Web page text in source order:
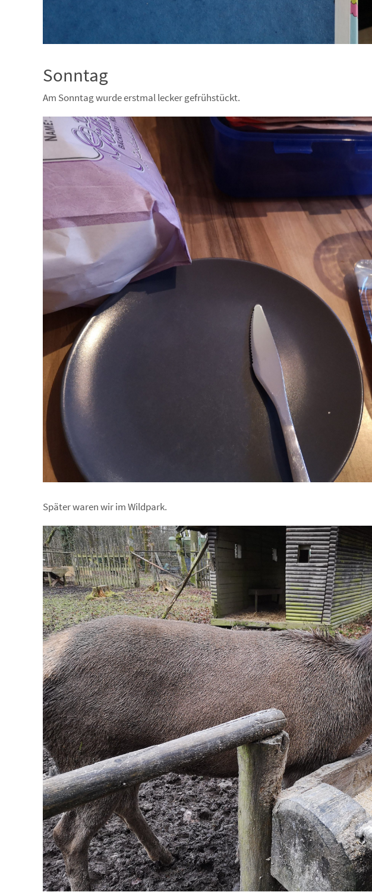
Sonntag
Am Sonntag wurde erstmal lecker gefrühstückt.
Später waren wir im Wildpark.